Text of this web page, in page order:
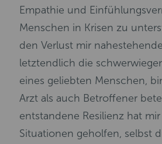
Empathie und
Menschen in Krisen zu
den Verlust mir
letztendlich die
eines geliebten Menschen,
Arzt als auch Betroffener
entstandene Resilienz hat
Situationen geholfen, selbst